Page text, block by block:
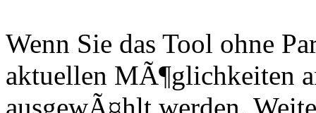
Wenn Sie das Tool ohne
aktuellen MÃ¶glichkeiten
ausgewÃ¤hlt werden.